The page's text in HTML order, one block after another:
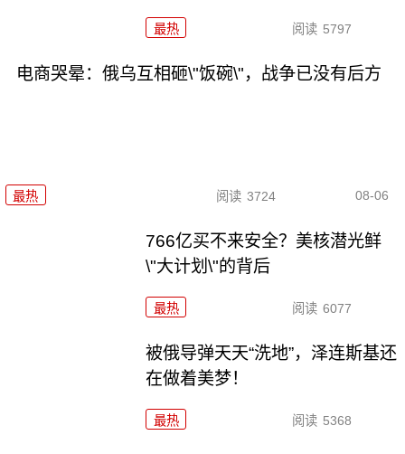
最热 阅读 5797
电商哭晕：俄乌互相砸\"饭碗\"，战争已没有后方
最热 阅读 3724 08-06
766亿买不来安全？美核潜光鲜
\"大计划\"的背后
最热 阅读 6077
被俄导弹天天“洗地”，泽连斯基还
在做着美梦！
最热 阅读 5368